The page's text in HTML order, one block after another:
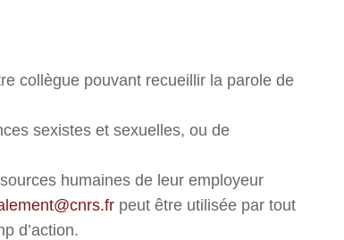
collègue pouvant recueillir la parole de
sexistes et sexuelles, ou de
humaines de leur employeur
peut être utilisée par tout
d’action.